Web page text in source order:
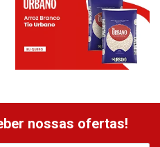
nossas ofertas!